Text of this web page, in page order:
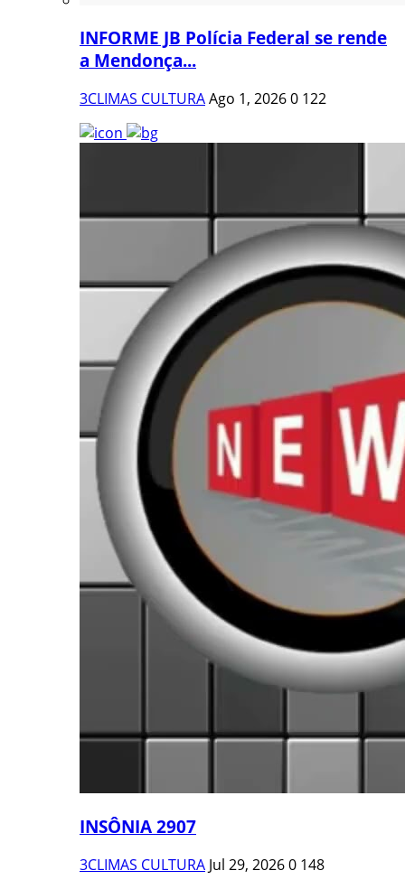
INFORME JB Polícia Federal se rende
a Mendonça...
3CLIMAS CULTURAAgo 1, 20260 122
INSÔNIA 2907
3CLIMAS CULTURA Jul 29, 20260 148